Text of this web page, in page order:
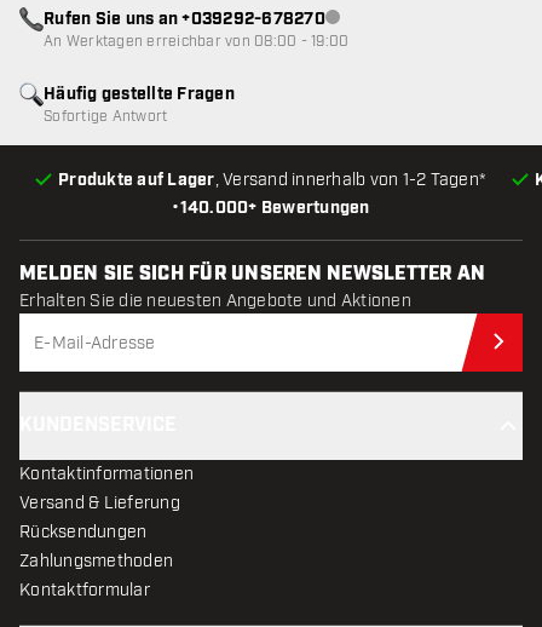
•140.000+ Bewertungen
Produkte auf Lager, Versand innerhalb von 1-2 Tagen*
Häufig gestellte Fragen
Sofortige Antwort
Rufen Sie uns an +039292-678270Kundenservice nicht
An Werktagen erreichbar von 08:00 - 19:00
MELDEN SIE SICH FÜR UNSEREN NEWSLETTER AN
Erhalten Sie die neuesten Angebote und Aktionen
Kontaktinformationen
Versand & Lieferung
Rücksendungen
Zahlungsmethoden
Kontaktformular